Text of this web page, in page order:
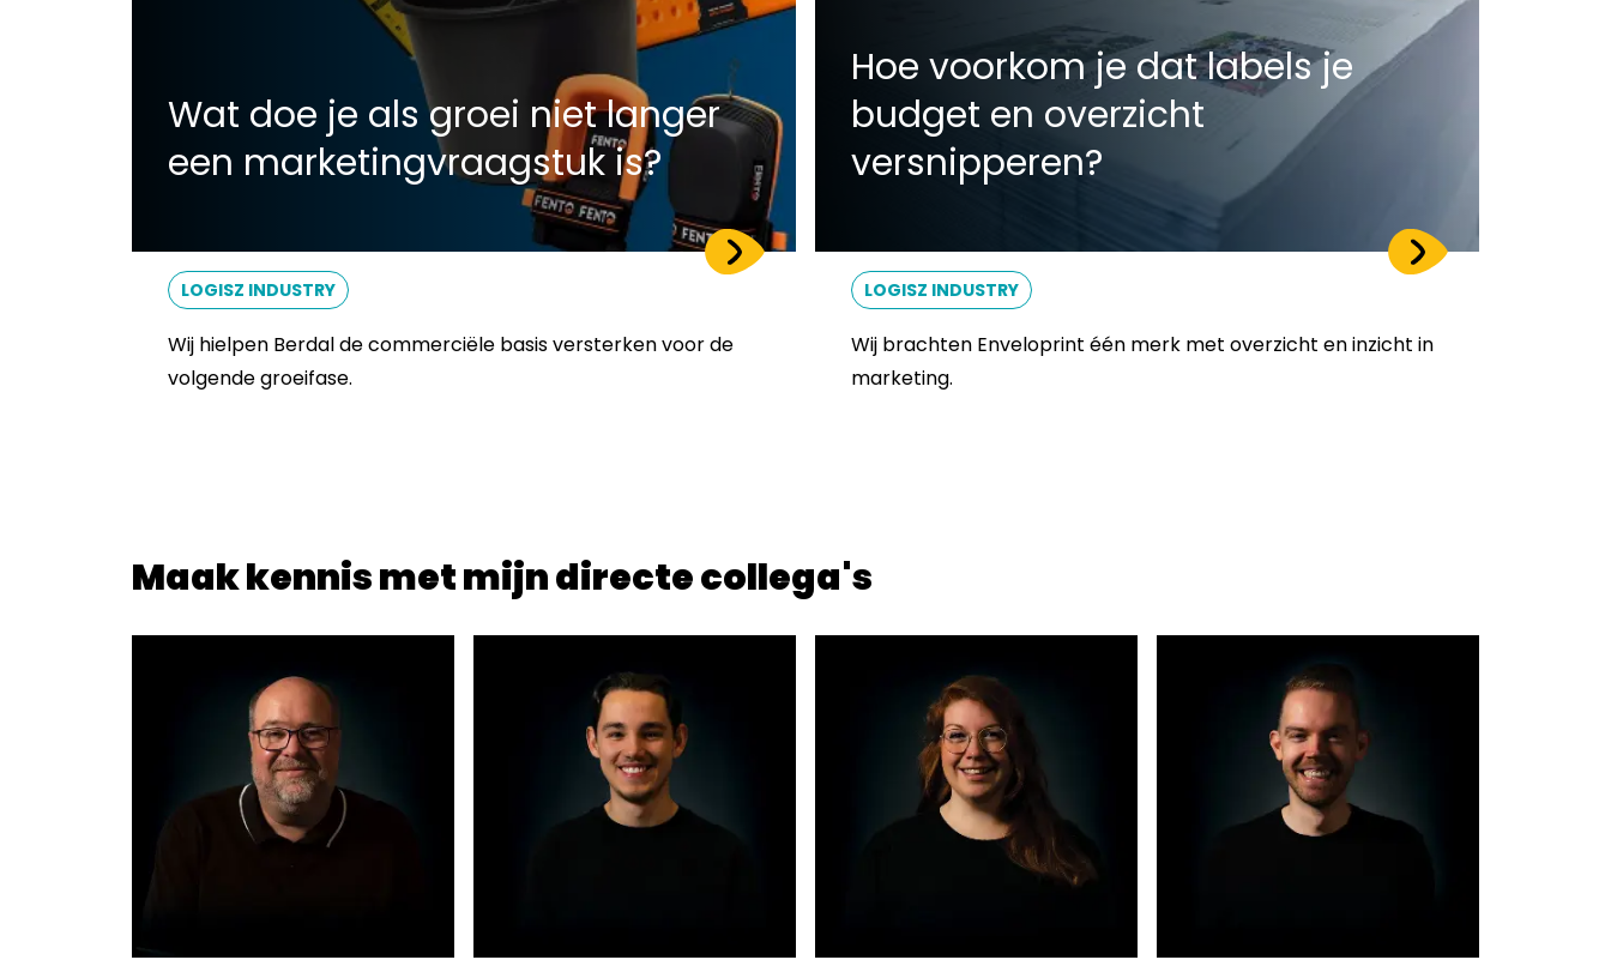
Wat doe je als groei niet langer
een marketingvraagstuk is?
LOGISZ INDUSTRY
Wij hielpen Berdal de commerciële basis versterken voor de
volgende groeifase.
Hoe voorkom je dat labels je
budget en overzicht
versnipperen?
LOGISZ INDUSTRY
Wij brachten Enveloprint één merk met overzicht en inzicht in
marketing.
Maak kennis met mijn directe collega's